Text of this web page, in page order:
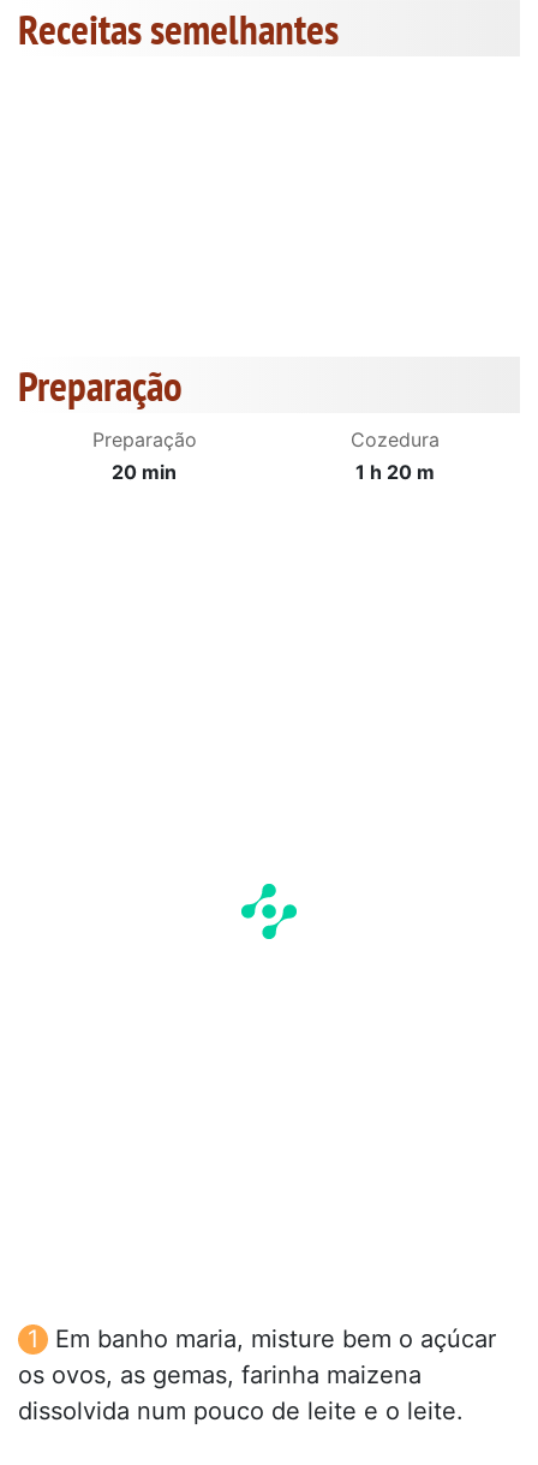
Receitas semelhantes
Preparação
Preparação
20 min
Cozedura
1 h 20 m
Em banho maria, misture bem o açúcar
os ovos, as gemas, farinha maizena
dissolvida num pouco de leite e o leite.